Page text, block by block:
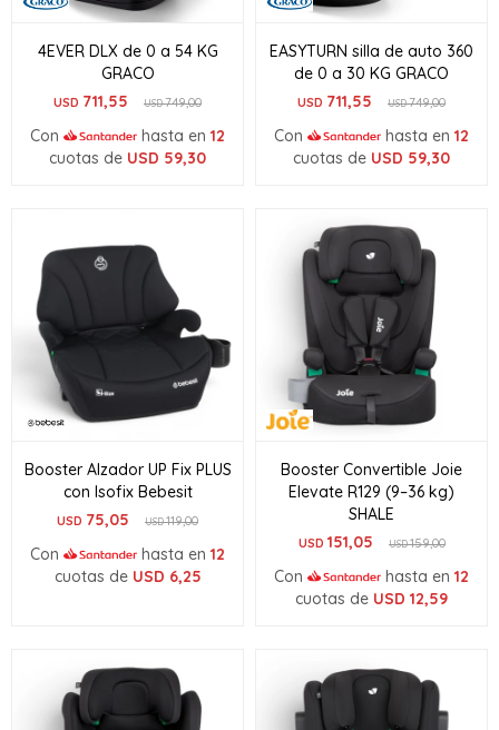
4EVER DLX de 0 a 54 KG
GRACO
USD 711,55 USD749,00
Con hasta en 12
cuotas de USD 59,30
EASYTURN silla de auto 360
de 0 a 30 KG GRACO
USD 711,55 USD749,00
Con hasta en 12
cuotas de USD 59,30
Booster Alzador UP Fix PLUS
con Isofix Bebesit
USD 75,05 USD119,00
Con hasta en 12
cuotas de USD 6,25
Booster Convertible Joie
Elevate R129 (9–36 kg)
SHALE
USD 151,05 USD159,00
Con hasta en 12
cuotas de USD 12,59